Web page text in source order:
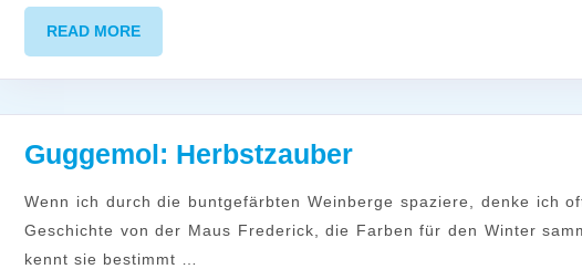
READ MOREREAD
MORE
Guggemol: HerbstzauberGuggemol:
Wenn ich durch die buntgefärbten Weinberge spaziere, denke ich oft an die
Geschichte von der Maus Frederick, die Farben für den Winter
kennt sie bestimmt …